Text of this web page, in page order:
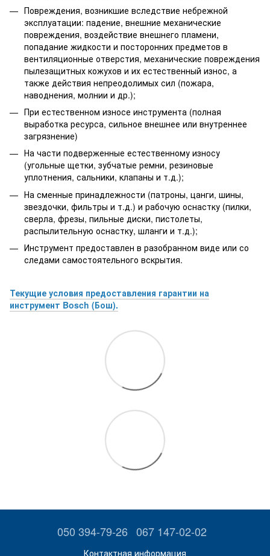
Повреждения, возникшие вследствие небрежной
эксплуатации: падение, внешние механические
повреждения, воздействие внешнего пламени,
попадание жидкости и посторонних предметов в
вентиляционные отверстия, механические повреждения
пылезащитных кожухов и их естественный износ, а
также действия непреодолимых сил (пожара,
наводнения, молнии и др.);
При естественном износе инструмента (полная
выработка ресурса, сильное внешнее или внутреннее
загрязнение)
На части подверженные естественному износу
(угольные щетки, зубчатые ремни, резиновые
уплотнения, сальники, клапаны и т.д.);
На сменные принадлежности (патроны, цанги, шины,
звездочки, фильтры и т.д.) и рабочую оснастку (пилки,
сверла, фрезы, пильные диски, пистолеты,
распылительную оснастку, шланги и т.д.);
Инструмент предоставлен в разобранном виде или со
следами самостоятельного вскрытия.
Текущие условия предоставления гарантии на
инструмент Bosch (Бош).
050 394-79-26 067 147-02-02
Контактная информация